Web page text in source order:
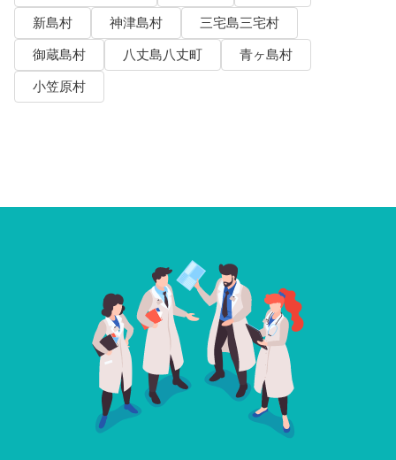
新島村
神津島村
三宅島三宅村
御蔵島村
八丈島八丈町
青ヶ島村
小笠原村